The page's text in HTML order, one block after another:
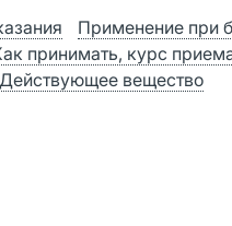
Применение при
принимать, курс
Действующее вещество